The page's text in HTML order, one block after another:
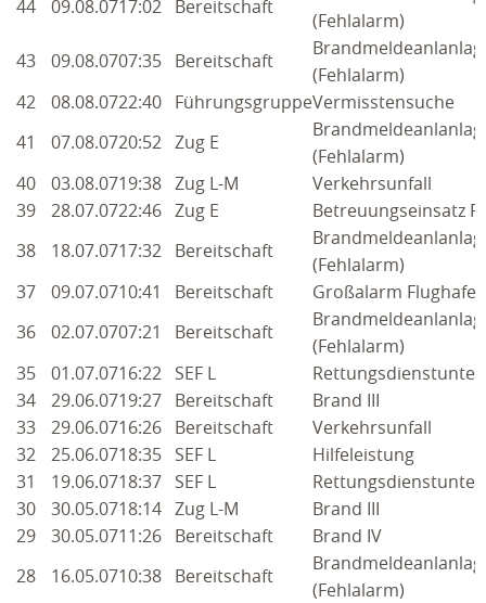
44 09.08.0717:02 Bereitschaft
(Fehlalarm)
43
09.08.0707:35 Bereitschaft
(Fehlalarm)
42
08.08.0722:40 FührungsgruppeVermisstensuche
41
07.08.0720:52 Zug E
(Fehlalarm)
40
03.08.0719:38 Zug L-M
Verkehrsunfall
39
28.07.0722:46 Zug E
Betreuungseinsatz
38
18.07.0717:32 Bereitschaft
(Fehlalarm)
37
09.07.0710:41 Bereitschaft
Großalarm
36
02.07.0707:21 Bereitschaft
(Fehlalarm)
35
01.07.0716:22 SEF L
34
29.06.0719:27 Bereitschaft
Brand III
33
29.06.0716:26 Bereitschaft
Verkehrsunfall
32
25.06.0718:35 SEF L
Hilfeleistung
31
19.06.0718:37 SEF L
30
30.05.0718:14 Zug L-M
Brand III
29
30.05.0711:26 Bereitschaft
Brand IV
28
16.05.0710:38 Bereitschaft
(Fehlalarm)